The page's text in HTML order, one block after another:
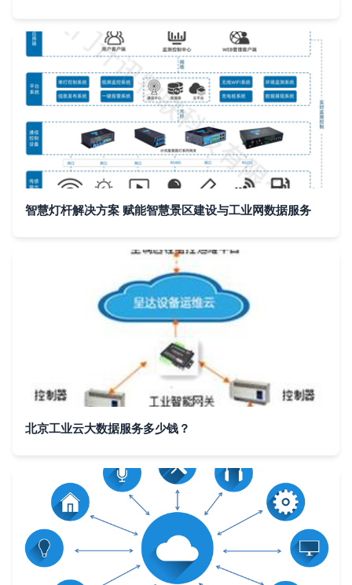
智慧灯杆解决方案 赋能智慧景区建设与工业网数据服务
北京工业云大数据服务多少钱？